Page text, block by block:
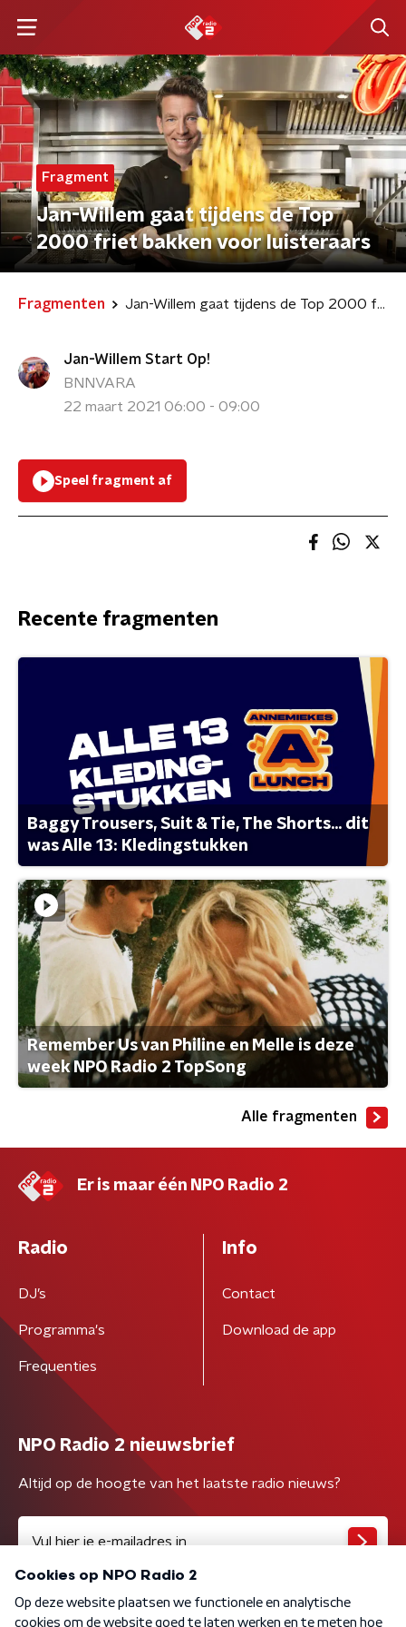
Fragment
Jan-Willem gaat tijdens de Top
2000 friet bakken voor luisteraars
Fragmenten Jan-Willem gaat tijdens de Top 2000 friet bakken voor luisteraars
Jan-Willem Start Op!
BNNVARA
22 maart 2021 06:00 - 09:00
Speel fragment af
Recente fragmenten
Baggy Trousers, Suit & Tie, The Shorts... dit
was Alle 13: Kledingstukken
Remember Us van Philine en Melle is deze
week NPO Radio 2 TopSong
Alle fragmenten
Er is maar één NPO Radio 2
Radio
DJ’s
Programma's
Frequenties
Info
Contact
Download de app
NPO Radio 2 nieuwsbrief
Altijd op de hoogte van het laatste radio nieuws?